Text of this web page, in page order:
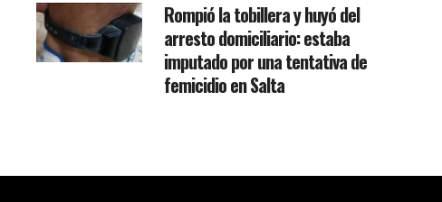
Rompió la tobillera y huyó del
arresto domiciliario: estaba
imputado por una tentativa de
femicidio en Salta